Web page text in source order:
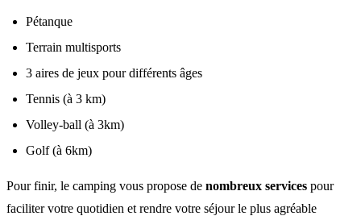
Pétanque
Terrain multisports
3 aires de jeux pour différents âges
Tennis (à 3 km)
Volley-ball (à 3km)
Golf (à 6km)
Pour finir, le camping vous propose de nombreux services pour
faciliter votre quotidien et rendre votre séjour le plus agréable